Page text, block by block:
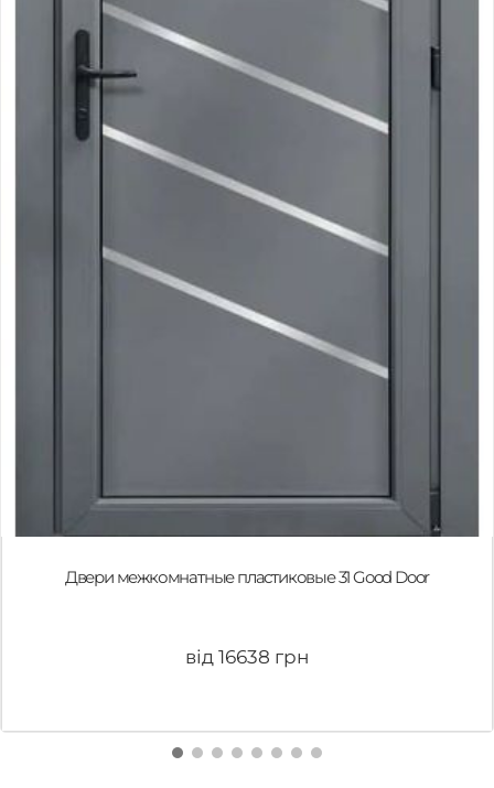
Двери межкомнатные пластиковые 31 Good Door
від 16638 грн